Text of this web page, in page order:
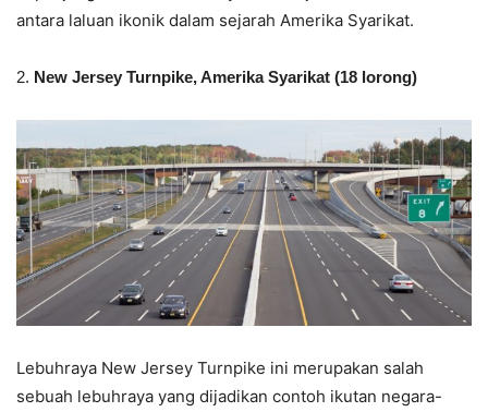
antara laluan ikonik dalam sejarah Amerika Syarikat.
2. New Jersey Turnpike, Amerika Syarikat (18 lorong)
Lebuhraya New Jersey Turnpike ini merupakan salah
sebuah lebuhraya yang dijadikan contoh ikutan negara-